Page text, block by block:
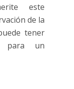
este
de la
tener
para un